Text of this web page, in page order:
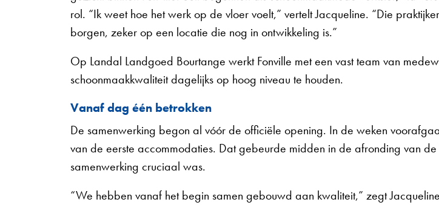
rol. “Ik weet hoe het werk op de vloer voelt,” vertelt Jacqueline. “Die
borgen, zeker op een locatie die nog in ontwikkeling is.”
Op Landal Landgoed Bourtange werkt Fonville met een vast team van
schoonmaakkwaliteit dagelijks op hoog niveau te houden.
Vanaf dag één betrokken
De samenwerking begon al vóór de officiële opening. In de weken
van de eerste accommodaties. Dat gebeurde midden in de afronding van
samenwerking cruciaal was.
“We hebben vanaf het begin samen gebouwd aan kwaliteit,” zegt